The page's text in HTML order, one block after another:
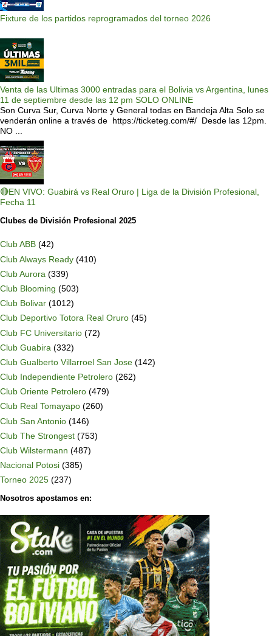
Fixture de los partidos reprogramados del torneo 2026
Venta de las Ultimas 3000 entradas para el Bolivia vs Argentina, lunes
11 de septiembre desde las 12 pm SOLO ONLINE
Son Curva Sur, Curva Norte y General todas en Bandeja Alta Solo se
venderán online a través de https://ticketeg.com/#/ Desde las 12pm.
NO ...
🔴EN VIVO: Guabirá vs Real Oruro | Liga de la División Profesional,
Fecha 11
Clubes de División Profesional 2025
Club ABB (42)
Club Always Ready (410)
Club Aurora (339)
Club Blooming (503)
Club Bolivar (1012)
Club Deportivo Totora Real Oruro (45)
Club FC Universitario (72)
Club Guabira (332)
Club Gualberto Villarroel San Jose (142)
Club Independiente Petrolero (262)
Club Oriente Petrolero (479)
Club Real Tomayapo (260)
Club San Antonio (146)
Club The Strongest (753)
Club Wilstermann (487)
Nacional Potosi (385)
Torneo 2025 (237)
Nosotros apostamos en: